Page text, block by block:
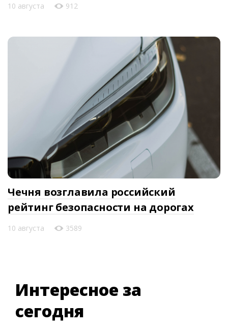
10 августа 912
Чечня возглавила российский
рейтинг безопасности на дорогах
10 августа 3589
Интересное за
сегодня